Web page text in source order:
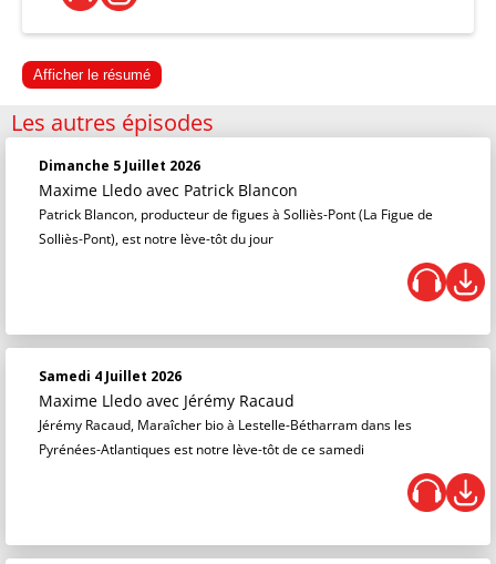
Afficher le résumé
Les autres épisodes
Dimanche 5 Juillet 2026
Maxime Lledo avec Patrick Blancon
Patrick Blancon, producteur de figues à Solliès-Pont (La Figue de
Solliès-Pont), est notre lève-tôt du jour
Samedi 4 Juillet 2026
Maxime Lledo avec Jérémy Racaud
Jérémy Racaud, Maraîcher bio à Lestelle-Bétharram dans les
Pyrénées-Atlantiques est notre lève-tôt de ce samedi